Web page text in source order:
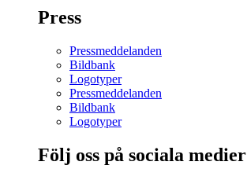
Press
Pressmeddelanden
Bildbank
Logotyper
Pressmeddelanden
Bildbank
Logotyper
Följ oss på sociala medier